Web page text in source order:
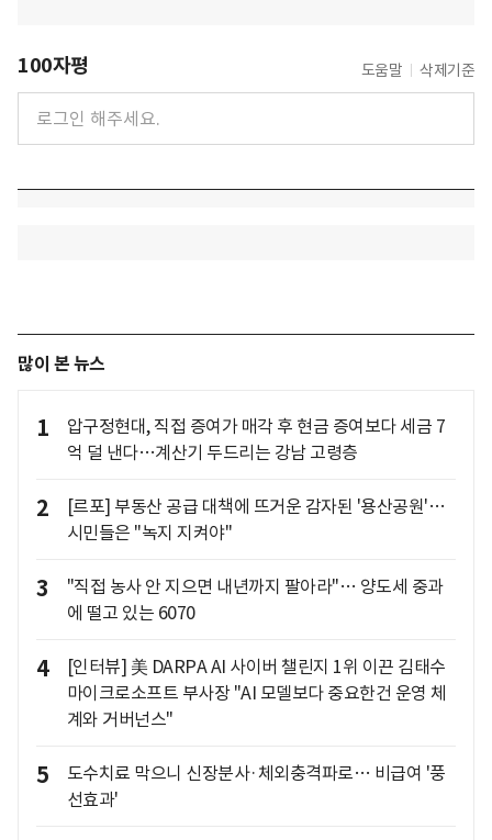
100자평 도움말 삭제기준
많이 본 뉴스
1
압구정현대, 직접 증여가 매각 후 현금 증여보다 세금 7
억 덜 낸다…계산기 두드리는 강남 고령층
2
[르포] 부동산 공급 대책에 뜨거운 감자된 '용산공원'…
시민들은 "녹지 지켜야"
3
"직접 농사 안 지으면 내년까지 팔아라"… 양도세 중과
에 떨고 있는 6070
4
[인터뷰] 美 DARPA AI 사이버 챌린지 1위 이끈 김태수
마이크로소프트 부사장 "AI 모델보다 중요한건 운영 체
계와 거버넌스"
5
도수치료 막으니 신장분사·체외충격파로… 비급여 '풍
선효과'